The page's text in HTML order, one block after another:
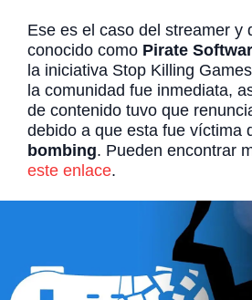
Ese es el caso del streamer y
conocido como Pirate
la iniciativa Stop Killing
la comunidad fue inmediata,
de contenido tuvo que
debido a que esta fue víctima
bombing. Pueden encontrar
este enlace.